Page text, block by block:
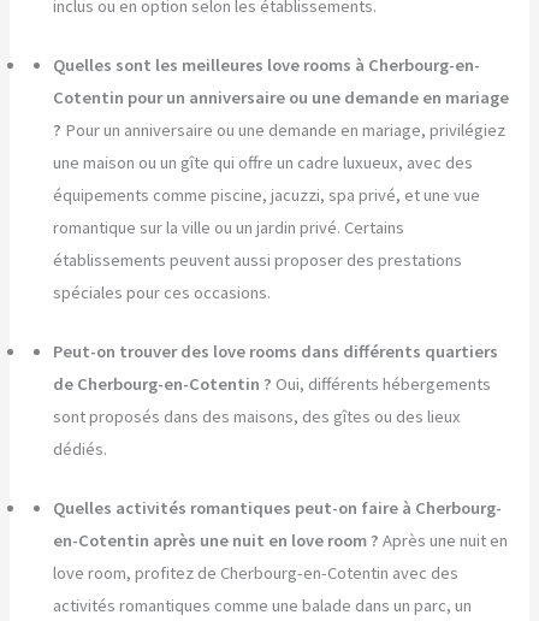
inclus ou en option selon les établissements.
Quelles sont les meilleures love rooms à Cherbourg-en-
Cotentin pour un anniversaire ou une demande en mariage
? Pour un anniversaire ou une demande en mariage, privilégiez
une maison ou un gîte qui offre un cadre luxueux, avec des
équipements comme piscine, jacuzzi, spa privé, et une vue
romantique sur la ville ou un jardin privé. Certains
établissements peuvent aussi proposer des prestations
spéciales pour ces occasions.
Peut-on trouver des love rooms dans différents quartiers
de Cherbourg-en-Cotentin ? Oui, différents hébergements
sont proposés dans des maisons, des gîtes ou des lieux
dédiés.
Quelles activités romantiques peut-on faire à Cherbourg-
en-Cotentin après une nuit en love room ? Après une nuit en
love room, profitez de Cherbourg-en-Cotentin avec des
activités romantiques comme une balade dans un parc, un